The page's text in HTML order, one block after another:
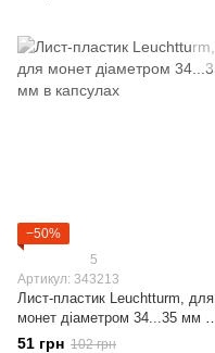
−50%
5
Артикул: 343213
Лист-пластик Leuchtturm, для
монет діаметром 34...35 мм в
капсулах
51 грн 102 грн